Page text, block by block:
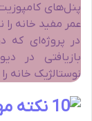
پنل‌های
عمر مفید خانه را
در پروژه‌ای که
بازیافتی در
نوستالژیک خانه